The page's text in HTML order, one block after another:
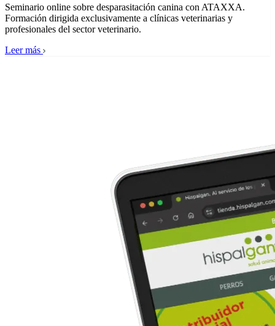
Seminario online sobre desparasitación canina con ATAXXA.
Formación dirigida exclusivamente a clínicas veterinarias y
profesionales del sector veterinario.
Leer más